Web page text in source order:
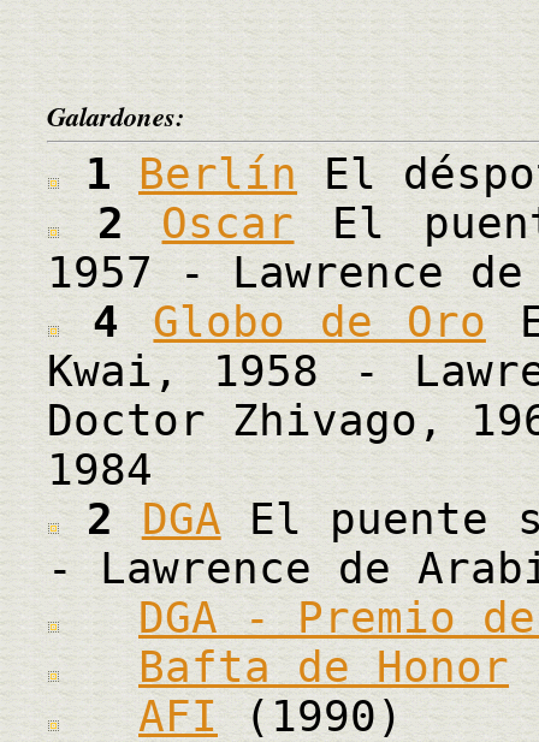
Galardones:
1BerlínEl
2Oscar El
1957 - Lawrence
4Globo de Oro
Kwai, 1958 -
Doctor Zhivago,
1984
2DGAEl puente
- Lawrence de
DGA - Premio
Bafta de Honor
AFI(1990)